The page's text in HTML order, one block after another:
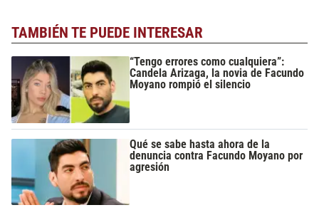
TAMBIÉN TE PUEDE INTERESAR
“Tengo errores como cualquiera”:
Candela Arizaga, la novia de Facundo
Moyano rompió el silencio
Qué se sabe hasta ahora de la
denuncia contra Facundo Moyano por
agresión